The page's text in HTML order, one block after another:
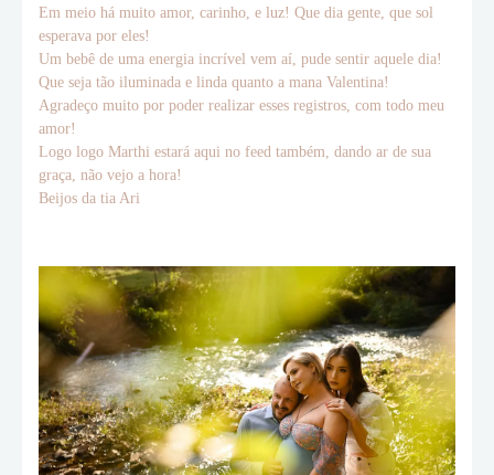
Em meio há muito amor, carinho, e luz! Que dia gente, que sol
esperava por eles!
Um bebê de uma energia incrível vem aí, pude sentir aquele dia!
Que seja tão iluminada e linda quanto a mana Valentina!
Agradeço muito por poder realizar esses registros, com todo meu
amor!
Logo logo Marthi estará aqui no feed também, dando ar de sua
graça, não vejo a hora!
Beijos da tia Ari